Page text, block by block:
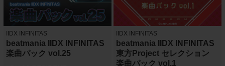
IIDX INFINITAS
beatmania IIDX INFINITAS
楽曲パック vol.25
IIDX INFINITAS
beatmania IIDX INFINITAS
東方Project セレクション
楽曲パック vol.1